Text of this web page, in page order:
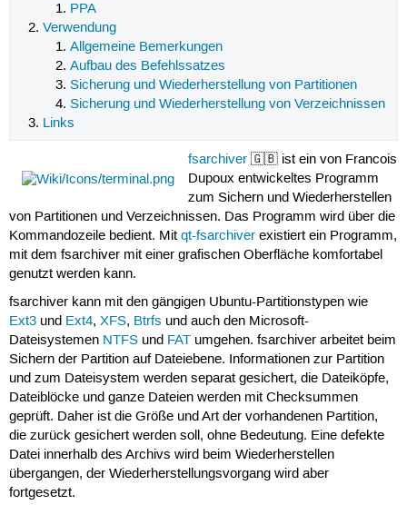
PPA
Verwendung
Allgemeine Bemerkungen
Aufbau des Befehlssatzes
Sicherung und Wiederherstellung von Partitionen
Sicherung und Wiederherstellung von Verzeichnissen
Links
fsarchiver 🇬🇧 ist ein von Francois
Dupoux entwickeltes Programm
zum Sichern und Wiederherstellen
von Partitionen und Verzeichnissen. Das Programm wird über die
Kommandozeile bedient. Mit qt-fsarchiverexistiert ein Programm,
mit dem fsarchiver mit einer grafischen Oberfläche komfortabel
genutzt werden kann.
fsarchiver kann mit den gängigen Ubuntu-Partitionstypen wie
Ext3und Ext4, XFS, Btrfs und auch den Microsoft-
Dateisystemen NTFSund FATumgehen. fsarchiver arbeitet beim
Sichern der Partition auf Dateiebene. Informationen zur Partition
und zum Dateisystem werden separat gesichert, die Dateiköpfe,
Dateiblöcke und ganze Dateien werden mit Checksummen
geprüft. Daher ist die Größe und Art der vorhandenen Partition,
die zurück gesichert werden soll, ohne Bedeutung. Eine defekte
Datei innerhalb des Archivs wird beim Wiederherstellen
übergangen, der Wiederherstellungsvorgang wird aber
fortgesetzt.